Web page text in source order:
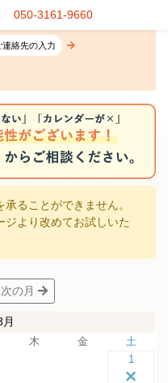
050-3161-9660
連絡先の入力
ることができません。
より改めてお試しいた
次の月
木 金
土
1